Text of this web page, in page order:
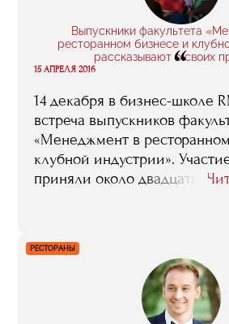
после RMA все было по
время обучения тебя
люди со схожими
работать больше».
Выпускники факультета
ресторанном бизнесе и
рассказывают о своих
“
15 АПРЕЛЯ 2016
14 декабря в бизнес-школе
встреча выпускников
«Менеджмент в
клубной индустрии».
приняли около двадцати
вниманию наиболее
фрагменты рассказанного
Коноваловым, Марикой
РЕСТОРАНЫ